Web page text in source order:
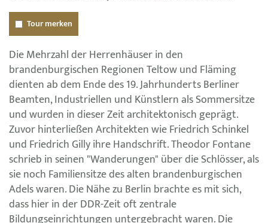
Tour merken
Die Mehrzahl der Herrenhäuser in den
brandenburgischen Regionen Teltow und Fläming
dienten ab dem Ende des 19. Jahrhunderts Berliner
Beamten, Industriellen und Künstlern als Sommersitze
und wurden in dieser Zeit architektonisch geprägt.
Zuvor hinterließen Architekten wie Friedrich Schinkel
und Friedrich Gilly ihre Handschrift. Theodor Fontane
schrieb in seinen "Wanderungen" über die Schlösser, als
sie noch Familiensitze des alten brandenburgischen
Adels waren. Die Nähe zu Berlin brachte es mit sich,
dass hier in der DDR-Zeit oft zentrale
Bildungseinrichtungen untergebracht waren. Die